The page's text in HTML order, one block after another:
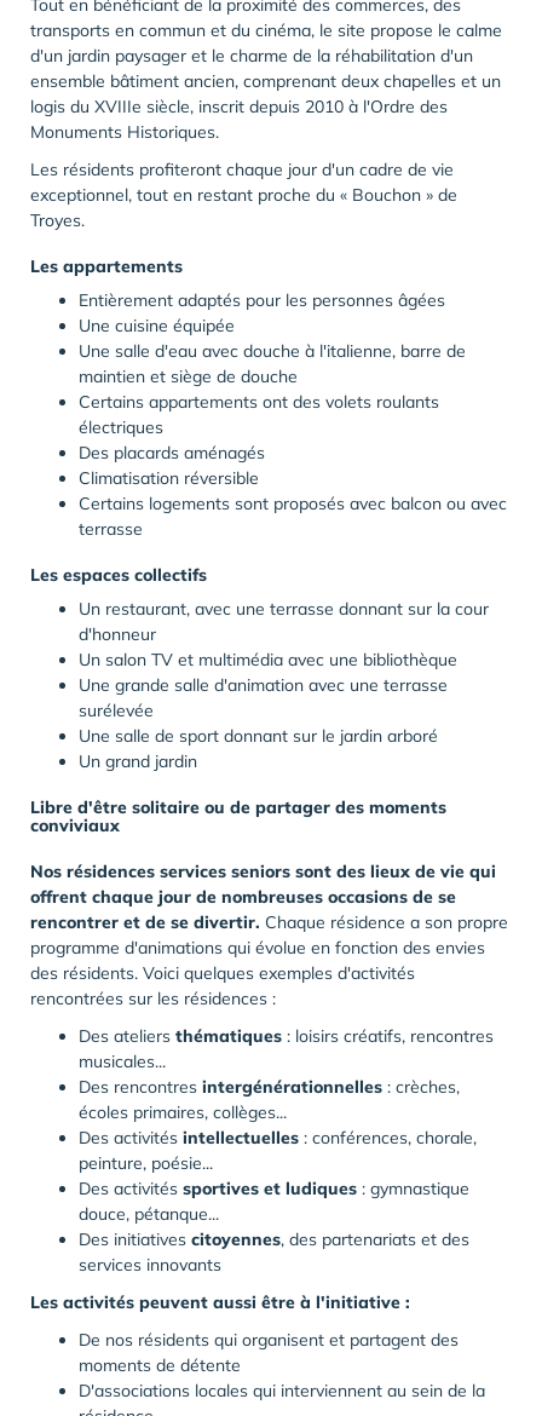
Tout en bénéficiant de la proximité des commerces, des
transports en commun et du cinéma, le site propose le calme
d'un jardin paysager et le charme de la réhabilitation d'un
ensemble bâtiment ancien, comprenant deux chapelles et un
logis du XVIIIe siècle, inscrit depuis 2010 à l'Ordre des
Monuments Historiques.
Les résidents profiteront chaque jour d'un cadre de vie
exceptionnel, tout en restant proche du « Bouchon » de
Troyes.
Les appartements
Entièrement adaptés pour les personnes âgées
Une cuisine équipée
Une salle d'eau avec douche à l'italienne, barre de
maintien et siège de douche
Certains appartements ont des volets roulants
électriques
Des placards aménagés
Climatisation réversible
Certains logements sont proposés avec balcon ou avec
terrasse
Les espaces collectifs
Un restaurant, avec une terrasse donnant sur la cour
d'honneur
Un salon TV et multimédia avec une bibliothèque
Une grande salle d'animation avec une terrasse
surélevée
Une salle de sport donnant sur le jardin arboré
Un grand jardin
Libre d'être solitaire ou de partager des moments
conviviaux
Nos résidences services seniors sont des lieux de vie qui
offrent chaque jour de nombreuses occasions de se
rencontrer et de se divertir. Chaque résidence a son propre
programme d'animations qui évolue en fonction des envies
des résidents. Voici quelques exemples d'activités
rencontrées sur les résidences :
Des ateliers thématiques : loisirs créatifs, rencontres
musicales...
Des rencontres intergénérationnelles : crèches,
écoles primaires, collèges...
Des activités intellectuelles : conférences, chorale,
peinture, poésie...
Des activités sportives et ludiques : gymnastique
douce, pétanque...
Des initiatives citoyennes, des partenariats et des
services innovants
Les activités peuvent aussi être à l'initiative :
De nos résidents qui organisent et partagent des
moments de détente
D'associations locales qui interviennent au sein de la